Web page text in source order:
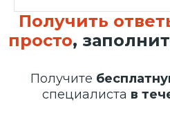
Получить
просто,
Получите
специалиста в